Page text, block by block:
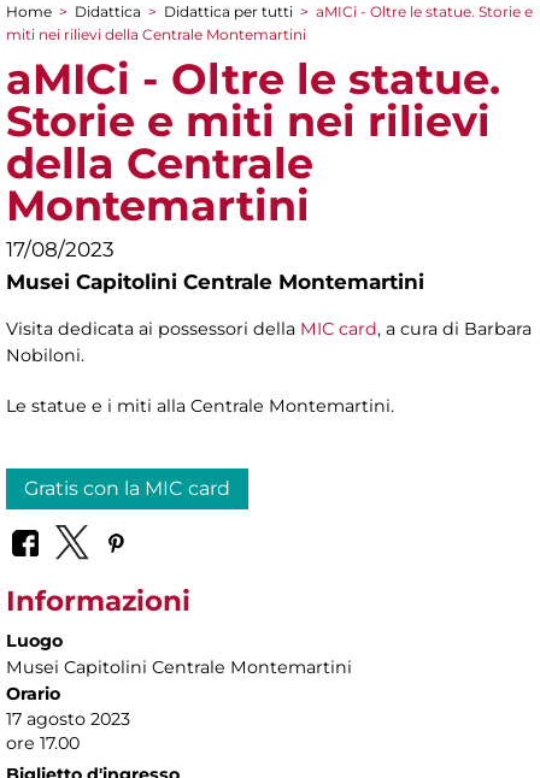
Tu sei qui
Home > Didattica > Didattica per tutti > aMICi - Oltre le statue. Storie e
miti nei rilievi della Centrale Montemartini
aMICi - Oltre le statue.
Storie e miti nei rilievi
della Centrale
Montemartini
17/08/2023
Musei Capitolini Centrale Montemartini
Visita dedicata ai possessori della MIC card, a cura di Barbara
Nobiloni.
Le statue e i miti alla Centrale Montemartini.
Gratis con la MIC card
Informazioni
Luogo
Musei Capitolini Centrale Montemartini
Orario
17 agosto 2023
ore 17.00